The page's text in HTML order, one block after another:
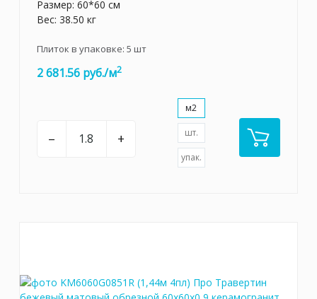
Размер: 60*60 см
Вес: 38.50 кг
Плиток в упаковке: 5 шт
2 681.56 руб./м2
– +
м2
шт.
упак.